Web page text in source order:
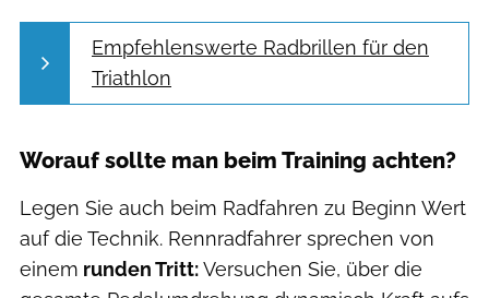
Empfehlenswerte Radbrillen für den
Triathlon
Worauf sollte man beim Training achten?
Legen Sie auch beim Radfahren zu Beginn Wert
auf die Technik. Rennradfahrer sprechen von
einem runden Tritt:Versuchen Sie, über die